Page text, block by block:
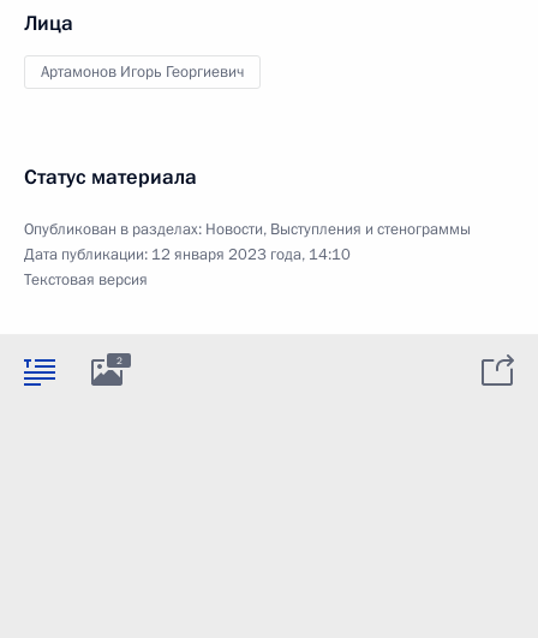
Лица
Артамонов Игорь Георгиевич
Статус материала
Опубликован в разделах: Новости, Выступления и стенограммы
Дата публикации: 12 января 2023 года, 14:10
Текстовая версия
2